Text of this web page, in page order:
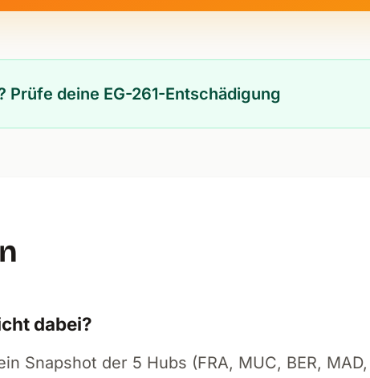
deine EG-261-Entschädigung
dabei?
Snapshot der 5 Hubs (FRA, MUC, BER,